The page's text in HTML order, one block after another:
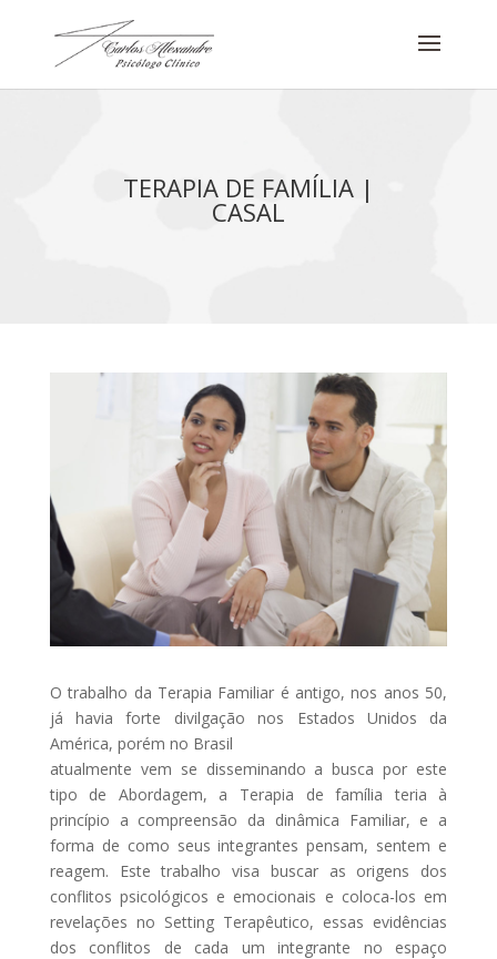
TERAPIA DE FAMÍLIA |
CASAL
O trabalho da Terapia Familiar é antigo, nos anos 50,
já havia forte divilgação nos Estados Unidos da
América, porém no Brasil
atualmente vem se disseminando a busca por este
tipo de Abordagem, a Terapia de família teria à
princípio a compreensão da dinâmica Familiar, e a
forma de como seus integrantes pensam, sentem e
reagem. Este trabalho visa buscar as origens dos
conflitos psicológicos e emocionais e coloca-los em
revelações no Setting Terapêutico, essas evidências
dos conflitos de cada um integrante no espaço